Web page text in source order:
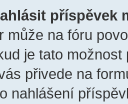
příspěvek
může na fóru
je tato
přivede na
nahlášení